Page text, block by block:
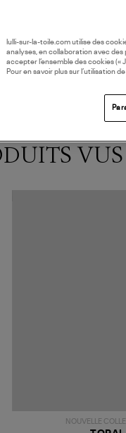
VUS
NOUVELLE
lulli-sur-la-toile.com utilise des
analyses, en collaboration avec des
accepter l’ensemble des cookies
Pour en savoir plus sur l’utilisation